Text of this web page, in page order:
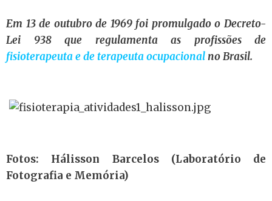
Em 13 de outubro de 1969 foi promulgado o Decreto-
Lei 938 que regulamenta as profissões de
fisioterapeuta e de terapeuta ocupacionalno Brasil.
Fotos: Hálisson Barcelos (Laboratório de
Fotografia e Memória)